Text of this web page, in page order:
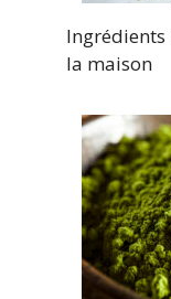
la maison